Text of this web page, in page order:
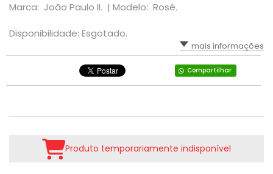
Marca: João Paulo II. | Modelo: Rosé.
Disponibilidade: Esgotado.
mais informações
Compartilhar
Produto temporariamente indisponível